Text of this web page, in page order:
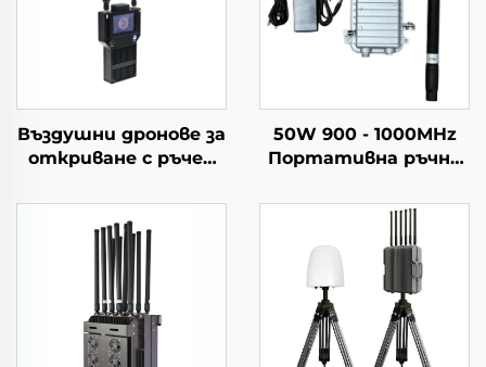
Въздушни дронове за
откриване с ръчен
за защита от
дронове
Портативен
детектор на
сигнали с голям
обхват за FPV
50W 900 - 1000MHz
Портативна ръчна
корпус за
противодействие
на дронове